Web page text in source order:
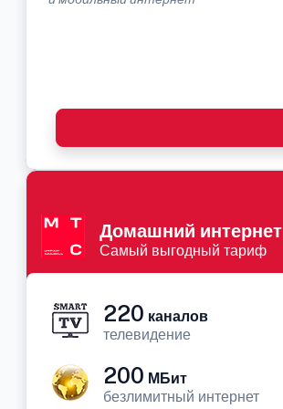
Домашний интернет
Самый выгодный тариф
220 каналов
телевидение
200 МБит
безлимитный интернет